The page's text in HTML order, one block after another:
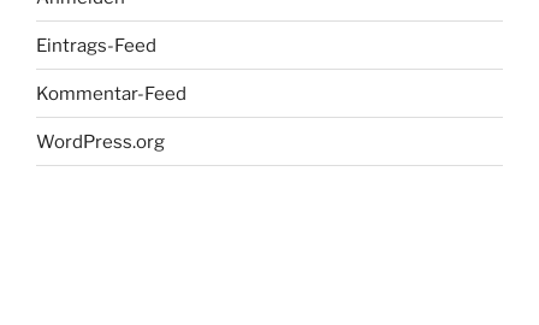
Eintrags-Feed
Kommentar-Feed
WordPress.org